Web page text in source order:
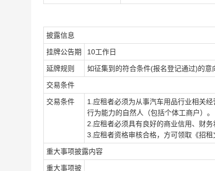
披露信息
挂牌公告期 10工作日
延牌规则 如征集到的符合条件(报名登记通过)的意
交易条件
交易条件
1.应租者必须为从事汽车用品行业相关
行为能力的自然人（包括个体工商户）。
2.应租者必须具有良好的商业信用、财务
3.应租者资格审核合格，方可领取《招租
重大事项披露内容
重大事项披